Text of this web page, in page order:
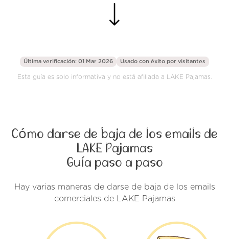
Última verificación: 01 Mar 2026 Usado con éxito por visitantes
Esta guía es solo informativa y no está afiliada a LAKE Pajamas.
Cómo darse de baja de los emails de
LAKE Pajamas
Guía paso a paso
Hay varias maneras de darse de baja de los emails
comerciales de LAKE Pajamas